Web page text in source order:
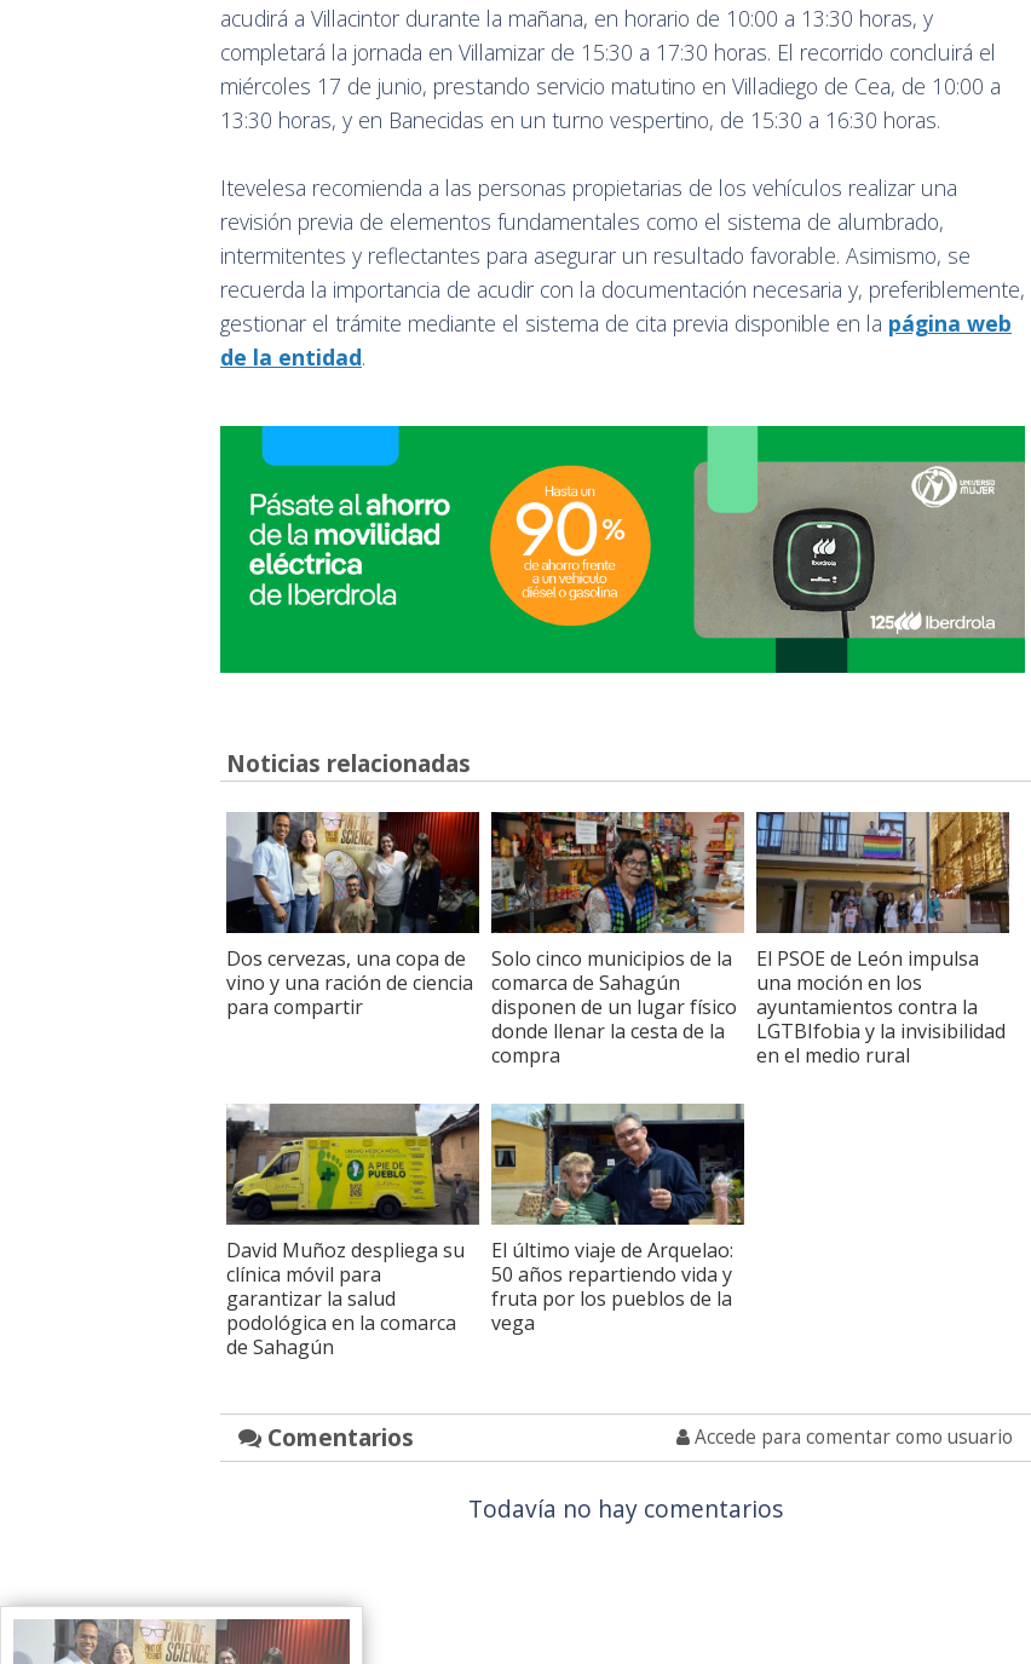
acudirá a Villacintor durante la mañana, en horario de 10:00 a 13:30 horas, y
completará la jornada en Villamizar de 15:30 a 17:30 horas. El recorrido concluirá el
miércoles 17 de junio, prestando servicio matutino en Villadiego de Cea, de 10:00 a
13:30 horas, y en Banecidas en un turno vespertino, de 15:30 a 16:30 horas.
Itevelesa recomienda a las personas propietarias de los vehículos realizar una
revisión previa de elementos fundamentales como el sistema de alumbrado,
intermitentes y reflectantes para asegurar un resultado favorable. Asimismo, se
recuerda la importancia de acudir con la documentación necesaria y, preferiblemente,
gestionar el trámite mediante el sistema de cita previa disponible en la página web
de la entidad.
Noticias relacionadas
Dos cervezas, una copa de
vino y una ración de ciencia
para compartir
Solo cinco municipios de la
comarca de Sahagún
disponen de un lugar físico
donde llenar la cesta de la
compra
El PSOE de León impulsa
una moción en los
ayuntamientos contra la
LGTBIfobia y la invisibilidad
en el medio rural
David Muñoz despliega su
clínica móvil para
garantizar la salud
podológica en la comarca
de Sahagún
El último viaje de Arquelao:
50 años repartiendo vida y
fruta por los pueblos de la
vega
Comentarios Accede para comentar como usuario
Todavía no hay comentarios